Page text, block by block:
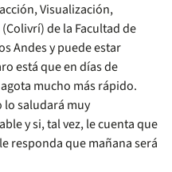
Visualización,
de la Facultad de
Andes y puede estar
está que en días de
mucho más rápido.
lo saludará muy
y si, tal vez, le cuenta que
responda que mañana será